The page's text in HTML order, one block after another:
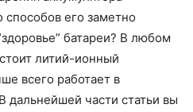
его заметно
батареи? В любом
литий-ионный
всего работает в
дальнейшей части статьи вы